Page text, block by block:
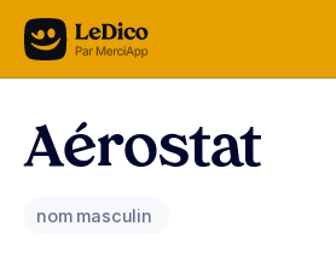
Aller au contenu
Aérostat
nom masculin